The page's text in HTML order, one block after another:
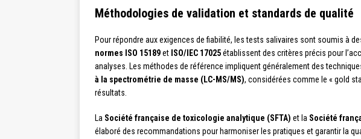
Méthodologies de validation et standards de qualité
Pour répondre aux exigences de fiabilité, les tests salivaires sont soumis à
normes ISO 15189et ISO/IEC 17025établissent des critères précis pour
analyses. Les méthodes de référence impliquent généralement des
à la spectrométrie de masse (LC-MS/MS), considérées comme le « gold
résultats.
La Société française de toxicologie analytique (SFTA) et la Société
élaboré des recommandations pour harmoniser les pratiques et garantir la